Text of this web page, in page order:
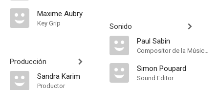
Maxime Aubry
Key Grip
Producción
Sandra Karim
Productor
Sonido
Paul Sabin
Compositor de la Música Original
Simon Poupard
Sound Editor